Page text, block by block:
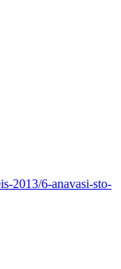
2013/6-anavasi-sto-